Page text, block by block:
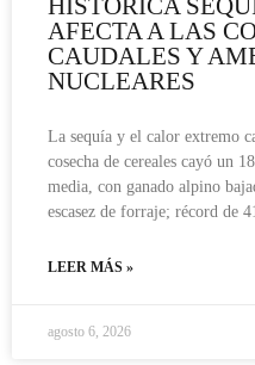
HISTÓRICA
AFECTA A LAS
CAUDALES Y
NUCLEARES
La sequía y el calor extremo
cosecha de cereales cayó un
media, con ganado alpino
escasez de forraje; récord de
LEER MÁS »
agosto 6, 2026